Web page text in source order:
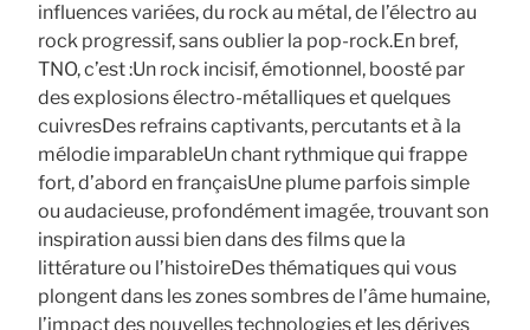
influences variées, du rock au métal, de l’électro au
rock progressif, sans oublier la pop-rock.​ ​ En bref,
TNO, c’est :​ Un rock incisif, émotionnel, boosté par
des explosions électro-métalliques et quelques
cuivres​ Des refrains captivants, percutants et à la
mélodie imparable​ Un chant rythmique qui frappe
fort, d’abord en français​ Une plume parfois simple
ou audacieuse, profondément imagée, trouvant son
inspiration aussi bien dans des films que la
littérature ou l’histoire​ Des thématiques qui vous
plongent dans les zones sombres de l’âme humaine,
l’impact des nouvelles technologies et les dérives